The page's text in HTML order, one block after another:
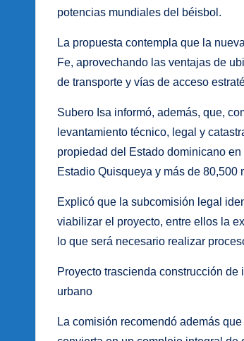
potencias mundiales del béisbol.
La propuesta contempla que la
Fe, aprovechando las ventajas de
de transporte y vías de acceso
Subero Isa informó, además, que,
levantamiento técnico, legal y
propiedad del Estado dominicano
Estadio Quisqueya y más de
Explicó que la subcomisión legal
viabilizar el proyecto, entre ellos la
lo que será necesario realizar
Proyecto trascienda construcción
urbano
La comisión recomendó además